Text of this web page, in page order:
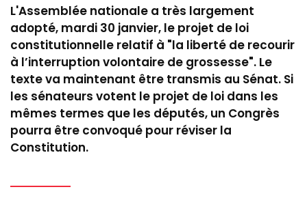
L'Assemblée nationale a très largement
adopté, mardi 30 janvier, le projet de loi
constitutionnelle relatif à "la liberté de recourir
à l’interruption volontaire de grossesse". Le
texte va maintenant être transmis au Sénat. Si
les sénateurs votent le projet de loi dans les
mêmes termes que les députés, un Congrès
pourra être convoqué pour réviser la
Constitution.